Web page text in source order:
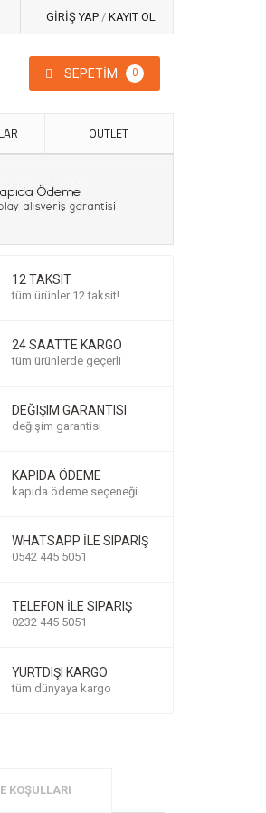
GİRİŞ YAP / KAYIT OL
SEPETİM 0
OUTLET
12 TAKSIT
tüm ürünler 12 taksit!
24 SAATTE KARGO
tüm ürünlerde geçerli
DEĞIŞIM GARANTISI
değişim garantisi
KAPIDA ÖDEME
kapıda ödeme seçeneği
WHATSAPP İLE SIPARIŞ
0542 445 5051
TELEFON İLE SIPARIŞ
0232 445 5051
YURTDIŞI KARGO
tüm dünyaya kargo
KOŞULLARI